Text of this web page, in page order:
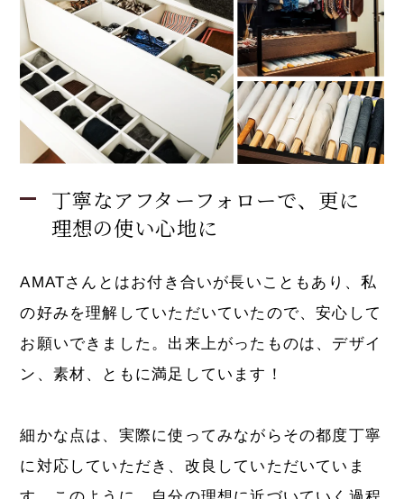
丁寧なアフターフォローで、更に
理想の使い心地に
AMATさんとはお付き合いが長いこともあり、私
の好みを理解していただいていたので、安心して
お願いできました。出来上がったものは、デザイ
ン、素材、ともに満足しています！
細かな点は、実際に使ってみながらその都度丁寧
に対応していただき、改良していただいていま